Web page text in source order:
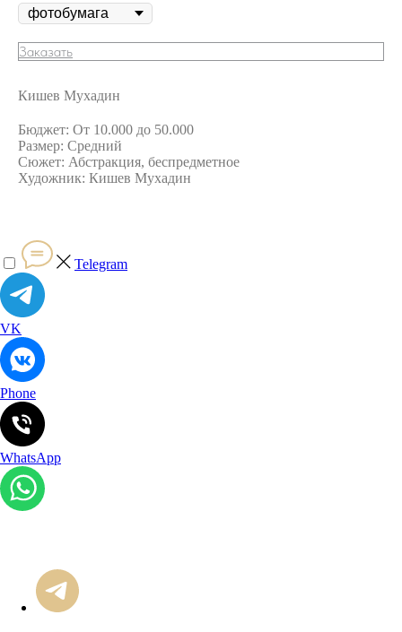
Заказать
Кишев Мухадин
Бюджет: От 10.000 до 50.000
Размер: Средний
Сюжет: Абстракция, беспредметное
Художник: Кишев Мухадин
Telegram
VK
Phone
WhatsApp